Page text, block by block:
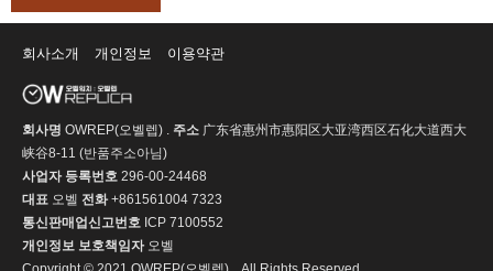
회사소개 개인정보 이용약관
회사명 OWREP(오벨렙) . 주소 广东省惠州市惠阳区大亚湾西区石化大道西大
峡谷8-11 (반품주소아님)
사업자 등록번호 296-00-24468
대표 오벨 전화+861561004 7323
통신판매업신고번호 ICP 7100552
개인정보 보호책임자오벨